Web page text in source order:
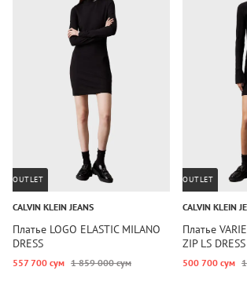
OUTLET
CALVIN KLEIN JEANS
Платье LOGO ELASTIC MILANO
DRESS
557 700 сум 1 859 000 сум
OUTLET
CALVIN KLEIN
Платье
ZIP LS DRESS
500 700 сум